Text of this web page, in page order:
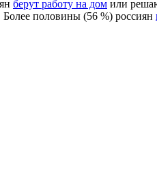
берут работу на дом или
Более половины (56 %) россиян